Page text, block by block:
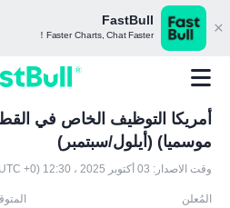
FastBull
Faster Charts, Chat Faster！
أمريكا التوظيف الخاص في
موسميا) (أيلول/سبتمبر)
وقت الاصدار: 03 أكتوبر 2025 ، 12:30 (UTC +0)
المُعلن